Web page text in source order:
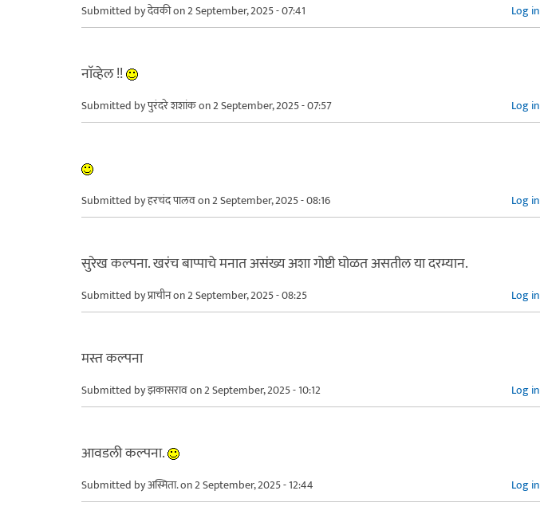
Submitted byदेवकीon 2 September, 2025 - 07:41 Log in
नाॅव्हेल !!
Submitted byपुरंदरे शशांकon 2 September, 2025 - 07:57 Log in
Submitted byहरचंद पालवon 2 September, 2025 - 08:16 Log in
सुरेख कल्पना. खरंच बाप्पाचे मनात असंख्य अशा गोष्टी घोळत असतील या दरम्यान.
Submitted byप्राचीनon 2 September, 2025 - 08:25 Log in
मस्त कल्पना
Submitted byझकासरावon 2 September, 2025 - 10:12 Log in
आवडली कल्पना.
Submitted byअस्मिता.on 2 September, 2025 - 12:44 Log in